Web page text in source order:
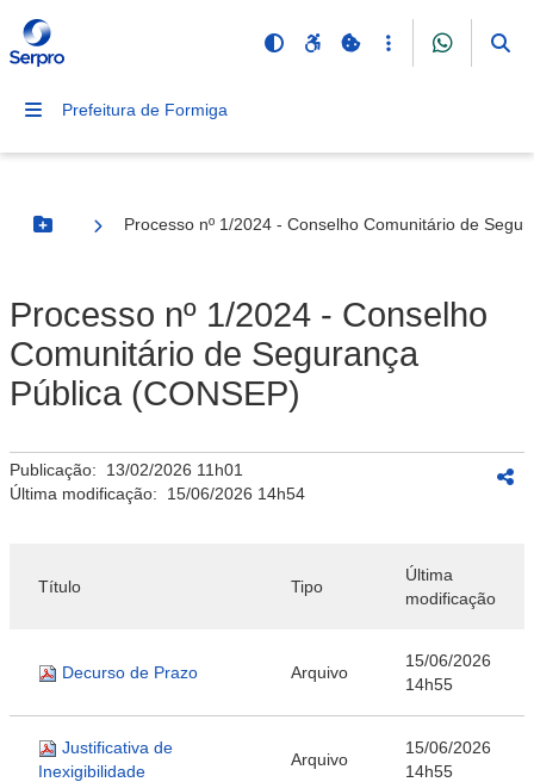
Prefeitura de Formiga
Botão Menu
Processo nº 1/2024 - Conselho Comunitário de
Processo nº 1/2024 - Conselho
Comunitário de Segurança
Pública (CONSEP)
Publicação: 13/02/2026 11h01
Última modificação: 15/06/2026 14h54
Título Tipo
Última
modificação
Decurso de Prazo Arquivo
15/06/2026
14h55
Justificativa de
Inexigibilidade
Arquivo
15/06/2026
14h55